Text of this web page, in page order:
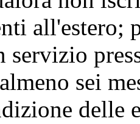
all'estero;
servizio
sei
delle